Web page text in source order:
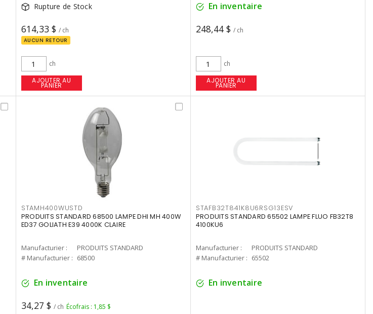
Rupture de Stock
614,33 $ / ch
AUCUN RETOUR
ch
AJOUTER AU
PANIER
En inventaire
248,44 $ / ch
ch
AJOUTER AU
PANIER
STAMH400WUSTD
PRODUITS STANDARD 68500 LAMPE DHI MH 400W
ED37 GOLIATH E39 4000K CLAIRE
Manufacturier :
PRODUITS STANDARD
# Manufacturier : 68500
En inventaire
34,27 $ / ch Écofrais : 1,85 $
STAFB32T841K8U6RSG13ESV
PRODUITS STANDARD 65502 LAMPE FLUO FB32T8
4100KU6
Manufacturier :
PRODUITS STANDARD
# Manufacturier : 65502
En inventaire